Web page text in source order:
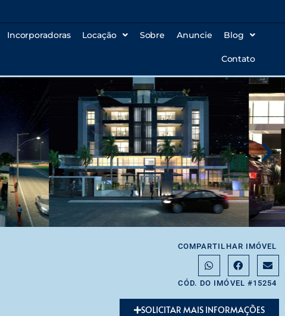
Incorporadoras Locação Sobre Anuncie Blog
Contato
COMPARTILHAR IMÓVEL
CÓD. DO IMÓVEL #15254
SOLICITAR MAIS INFORMAÇÕES